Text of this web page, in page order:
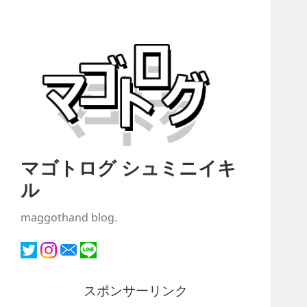
マゴトログ シュミニイキ
ル
maggothand blog.
スポンサーリンク